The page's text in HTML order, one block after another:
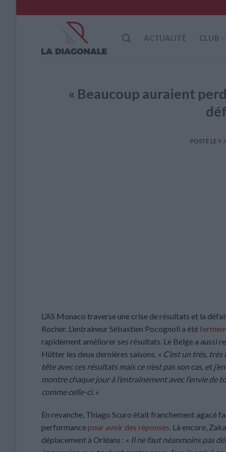
to
ACTUALITÉ CLUB
« Beaucoup auraient
POSTÉ LE 9
L’AS Monaco traverse une crise de résultats et la
Rocher. L’entraîneur Sébastien Pocognoli a été
rapidement améliorer ses résultats. Le Belge a aussi
Hütter les deux dernières saisons. « C’est un très, très
tête avec ces résultats mais ce n’est pas son cas, et
montre chaque jour à l’entraînement avec l’envie de
comme celle-ci. »
En revanche, Thiago Scuro était franchement agacé
performance pour avoir des réponses. Là encore,
déplacement à Orléans : « Il ne faut néanmoins pas